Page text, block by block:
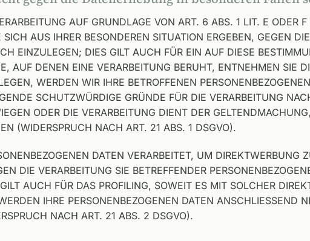
AUF GRUNDLAGE VON ART. 6 ABS. 1 LIT. E ODER
AUS IHRER BESONDEREN SITUATION ERGEBEN, GEGEN
EINZULEGEN; DIES GILT AUCH FÜR EIN AUF DIESE
AUF DENEN EINE VERARBEITUNG BERUHT, ENTNEHMEN SIE
WERDEN WIR IHRE BETROFFENEN
SCHUTZWÜRDIGE GRÜNDE FÜR DIE VERARBEITUNG
ODER DIE VERARBEITUNG DIENT DER
(WIDERSPRUCH NACH ART. 21 ABS. 1 DSGVO).
DATEN VERARBEITET, UM DIREKTWERBUNG
DIE VERARBEITUNG SIE BETREFFENDER
AUCH FÜR DAS PROFILING, SOWEIT ES MIT SOLCHER
IHRE PERSONENBEZOGENEN DATEN ANSCHLIESSEND
NACH ART. 21 ABS. 2 DSGVO).